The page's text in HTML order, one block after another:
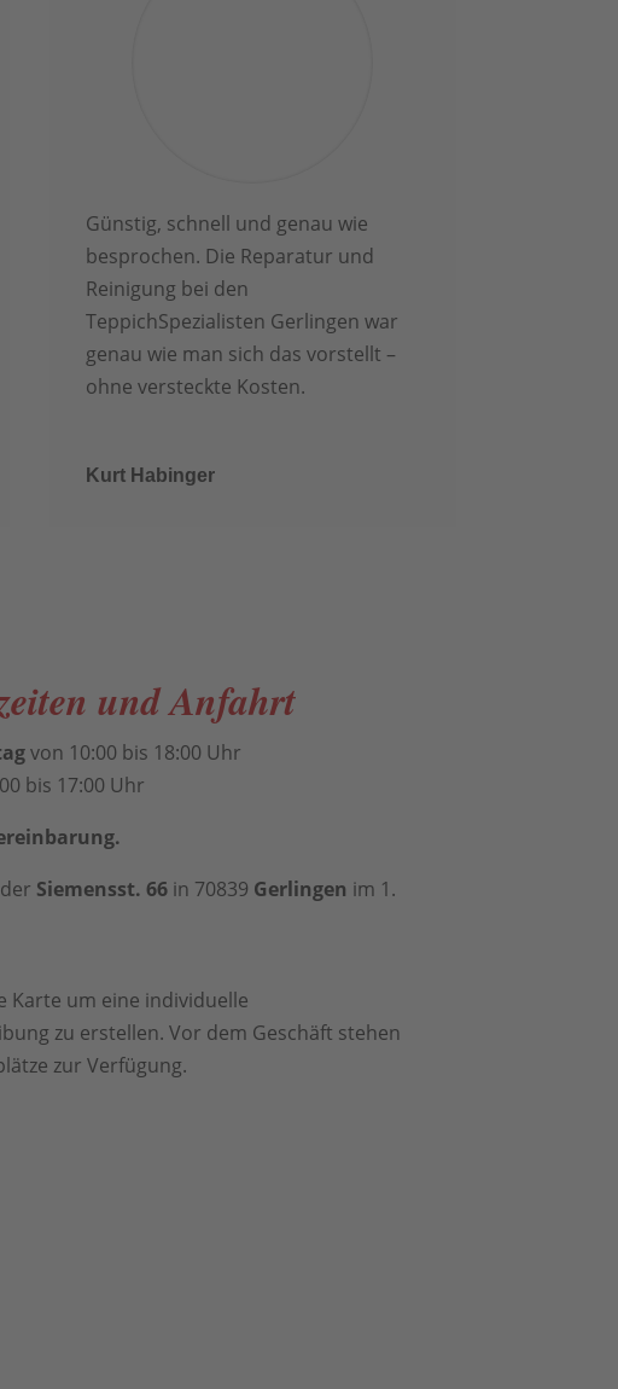
Günstig, schnell und genau wie
besprochen. Die Reparatur und
Reinigung bei den
TeppichSpezialisten Gerlingen war
genau wie man sich das vorstellt –
ohne versteckte Kosten.
Kurt Habinger
und Anfahrt
von 10:00 bis 18:00 Uhr
bis 17:00 Uhr
Siemensst. 66 in 70839 Gerlingen im 1.
Karte um eine individuelle
zu erstellen. Vor dem Geschäft stehen
zur Verfügung.